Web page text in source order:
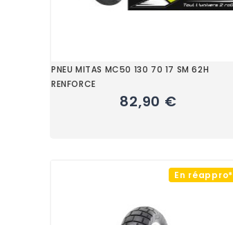
PNEU MITAS MC50 130 70 17 SM 62H
RENFORCE
82,90 €
En réappro*